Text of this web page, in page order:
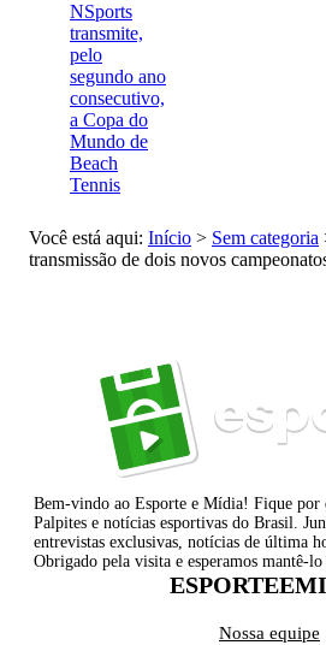
NSports
transmite,
pelo
segundo ano
consecutivo,
a Copa do
Mundo de
Beach
Tennis
Você está aqui: Início > Sem categoria
transmissão de dois novos
Bem-vindo ao Esporte e Mídia! Fique por
Palpites e notícias esportivas do Brasil.
entrevistas exclusivas, notícias de última
Obrigado pela visita e esperamos mantê-
Nossa equipe